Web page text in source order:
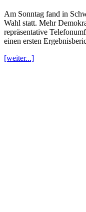
Am Sonntag fand in
Wahl statt. Mehr
repräsentative
einen ersten
[weiter...]